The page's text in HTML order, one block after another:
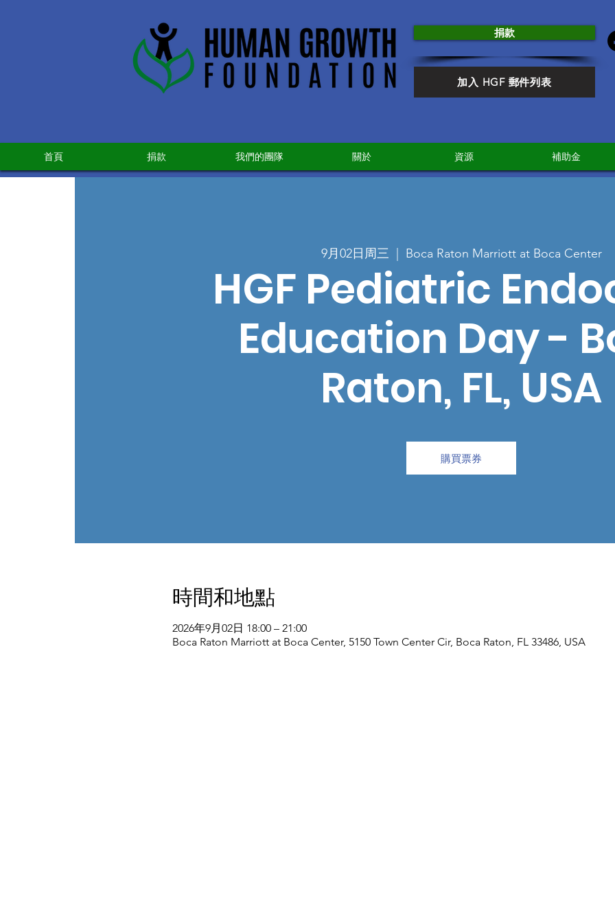
捐款
加入 HGF 郵件列表
首頁 捐款 我們的團隊 關於 資源 補助金
9月02日周三 Boca Raton Marriott at Boca Center
HGF Pediatric
Education Day -
Raton, FL, USA
購買票券
時間和地點
2026年9月02日 18:00 – 21:00
Boca Raton Marriott at Boca Center, 5150 Town Center Cir, Boca Raton, FL 33486, USA